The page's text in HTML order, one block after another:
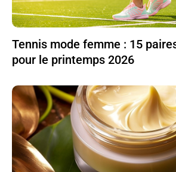
Tennis mode femme : 15
pour le printemps 2026